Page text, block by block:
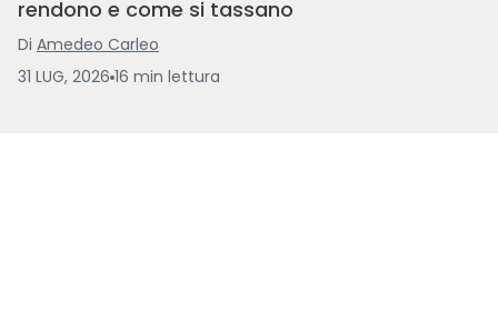
rendono e come si tassano
Di Amedeo Carleo
31 LUG, 2026 16 min lettura